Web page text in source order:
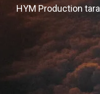
HYM Production